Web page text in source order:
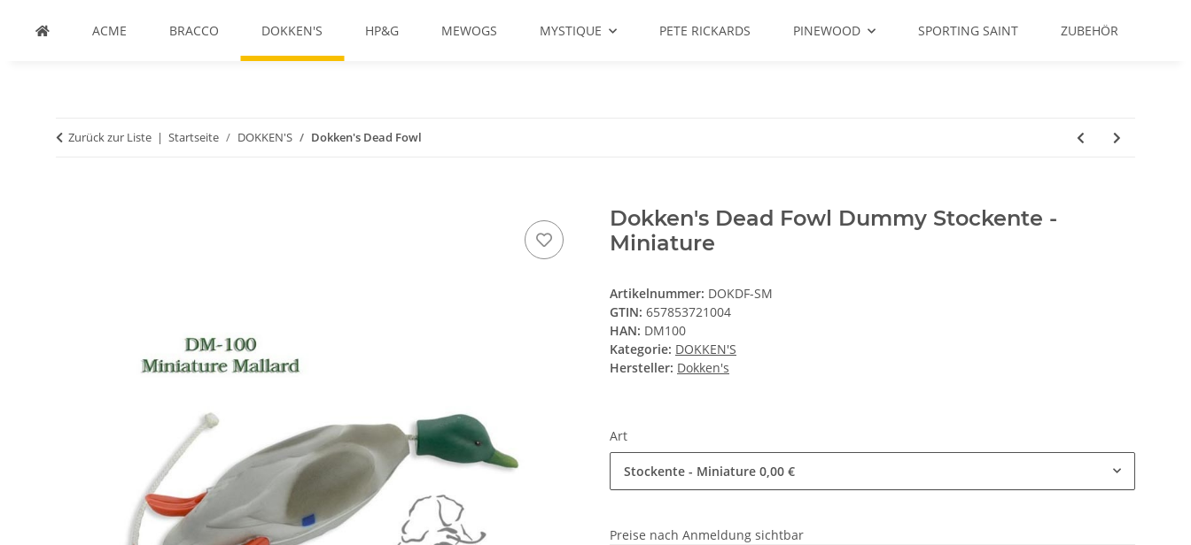
ACME BRACCO DOKKEN'S HP&G MEWOGS MYSTIQUE PETE RICKARDS PINEWOOD SPORTING SAINT ZUBEHÖR
Zurück zur Liste Startseite DOKKEN'S Dokken's Dead Fowl
Dokken's Dead Fowl Dummy Stockente -
Miniature
Artikelnummer: DOKDF-SM
GTIN: 657853721004
HAN: DM100
Kategorie: DOKKEN'S
Hersteller: Dokken's
Art
Stockente - Miniature 0,00 €
Preise nach Anmeldung sichtbar